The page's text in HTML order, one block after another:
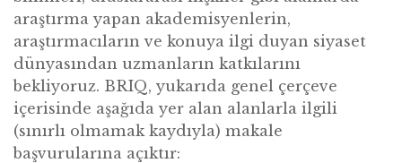
araştırma yapan akademisyenlerin,
araştırmacıların ve konuya ilgi duyan siyaset
dünyasından uzmanların katkılarını
bekliyoruz. BRIQ, yukarıda genel çerçeve
içerisinde aşağıda yer alan alanlarla ilgili
(sınırlı olmamak kaydıyla) makale
başvurularına açıktır: